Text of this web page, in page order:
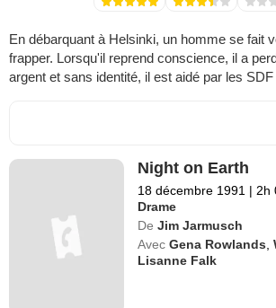
En débarquant à Helsinki, un homme se fait
frapper. Lorsqu'il reprend conscience, il a
argent et sans identité, il est aidé par les SDF
Night on Earth
18 décembre 1991 | 2h
Drame
De Jim Jarmusch
Avec Gena Rowlands,
Lisanne Falk